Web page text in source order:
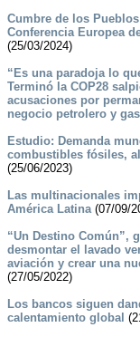
Cumbre de los
Conferencia Europea
(25/03/2024)
“Es una paradoja lo
Terminó la COP28
acusaciones por
negocio petrolero y
Estudio: Demanda
combustibles fósiles,
(25/06/2023)
Las multinacionales
América Latina(07/09/
“Un Destino Común”,
desmontar el lavado
aviación y crear una
(27/05/2022)
Los bancos siguen
calentamiento global